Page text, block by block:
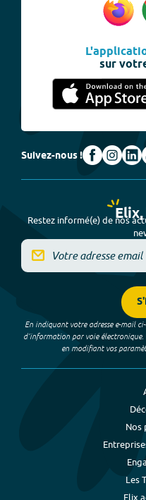
sur
Suivez-nous !
Restez informé(e) de nos
En indiquant votre adresse e-mail
d’information par voie
en modifiant vos
Nos
Les
Elix